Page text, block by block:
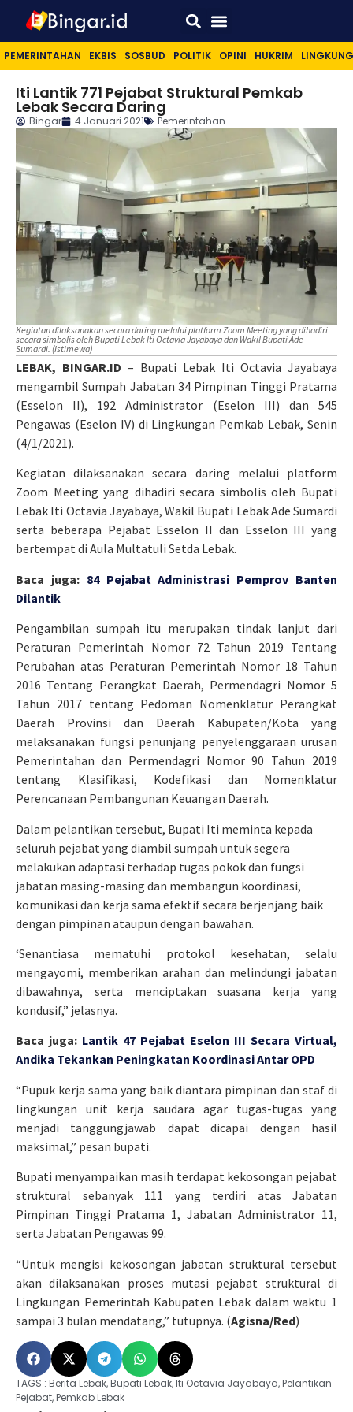
PEMERINTAHAN EKBIS SOSBUD POLITIK OPINI HUKRIM
Iti Lantik 771 Pejabat Struktural Pemkab
Lebak Secara Daring
Bingar 4 Januari 2021 Pemerintahan
Kegiatan dilaksanakan secara daring melalui platform Zoom Meeting yang dihadiri
secara simbolis oleh Bupati Lebak Iti Octavia Jayabaya dan Wakil Bupati Ade
Sumardi. (Istimewa)
LEBAK, BINGAR.ID – Bupati Lebak Iti Octavia Jayabaya
mengambil Sumpah Jabatan 34 Pimpinan Tinggi Pratama
(Esselon II), 192 Administrator (Eselon III) dan 545
Pengawas (Eselon IV) di Lingkungan Pemkab Lebak, Senin
(4/1/2021).
Kegiatan dilaksanakan secara daring melalui platform
Zoom Meeting yang dihadiri secara simbolis oleh Bupati
Lebak Iti Octavia Jayabaya, Wakil Bupati Lebak Ade Sumardi
serta beberapa Pejabat Esselon II dan Esselon III yang
bertempat di Aula Multatuli Setda Lebak.
Baca juga: 84 Pejabat Administrasi Pemprov Banten
Dilantik
Pengambilan sumpah itu merupakan tindak lanjut dari
Peraturan Pemerintah Nomor 72 Tahun 2019 Tentang
Perubahan atas Peraturan Pemerintah Nomor 18 Tahun
2016 Tentang Perangkat Daerah, Permendagri Nomor 5
Tahun 2017 tentang Pedoman Nomenklatur Perangkat
Daerah Provinsi dan Daerah Kabupaten/Kota yang
melaksanakan fungsi penunjang penyelenggaraan urusan
Pemerintahan dan Permendagri Nomor 90 Tahun 2019
tentang Klasifikasi, Kodefikasi dan Nomenklatur
Perencanaan Pembangunan Keuangan Daerah.
Dalam pelantikan tersebut, Bupati Iti meminta kepada
seluruh pejabat yang diambil sumpah untuk segera
melakukan adaptasi terhadap tugas pokok dan fungsi
jabatan masing-masing dan membangun koordinasi,
komunikasi dan kerja sama efektif secara berjenjang baik
dengan pimpinan ataupun dengan bawahan.
‘Senantiasa mematuhi protokol kesehatan, selalu
mengayomi, memberikan arahan dan melindungi jabatan
dibawahnya, serta menciptakan suasana kerja yang
kondusif,” jelasnya.
Baca juga: Lantik 47 Pejabat Eselon III Secara Virtual,
Andika Tekankan Peningkatan Koordinasi Antar OPD
“Pupuk kerja sama yang baik diantara pimpinan dan staf di
lingkungan unit kerja saudara agar tugas-tugas yang
menjadi tanggungjawab dapat dicapai dengan hasil
maksimal,” pesan bupati.
Bupati menyampaikan masih terdapat kekosongan pejabat
struktural sebanyak 111 yang terdiri atas Jabatan
Pimpinan Tinggi Pratama 1, Jabatan Administrator 11,
serta Jabatan Pengawas 99.
“Untuk mengisi kekosongan jabatan struktural tersebut
akan dilaksanakan proses mutasi pejabat struktural di
Lingkungan Pemerintah Kabupaten Lebak dalam waktu 1
sampai 3 bulan mendatang,” tutupnya. (Agisna/Red)
TAGS : Berita Lebak,Bupati Lebak,Iti Octavia Jayabaya,Pelantikan
Pejabat,Pemkab Lebak